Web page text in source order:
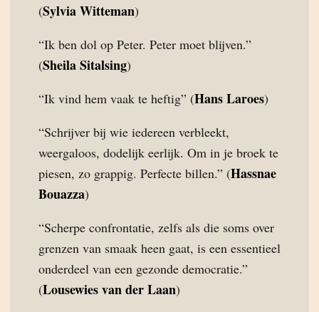
(Sylvia Witteman)
“Ik ben dol op Peter. Peter moet blijven.”
(Sheila Sitalsing)
“Ik vind hem vaak te heftig” (Hans Laroes)
“Schrijver bij wie iedereen verbleekt,
weergaloos, dodelijk eerlijk. Om in je broek te
piesen, zo grappig. Perfecte billen.” (Hassnae
Bouazza)
“Scherpe confrontatie, zelfs als die soms over
grenzen van smaak heen gaat, is een essentieel
onderdeel van een gezonde democratie.”
(Lousewies van der Laan)